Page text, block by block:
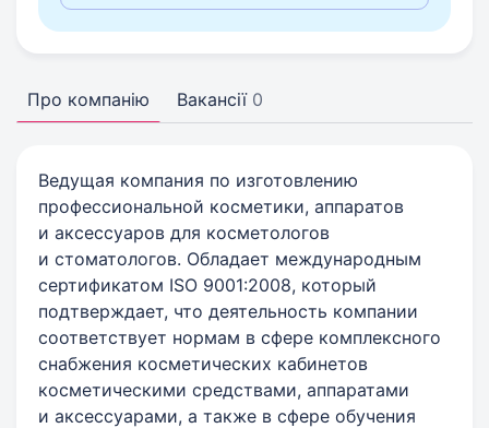
Про компанію Вакансії 0
Ведущая компания по изготовлению
профессиональной косметики, аппаратов
и аксессуаров для косметологов
и стоматологов. Обладает международным
сертификатом ISO 9001:2008, который
подтверждает, что деятельность компании
соответствует нормам в сфере комплексного
снабжения косметических кабинетов
косметическими средствами, аппаратами
и аксессуарами, а также в сфере обучения